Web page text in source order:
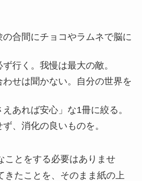
の合間にチョコやラムネで脳に
行く。我慢は最大の敵。
わせは聞かない。自分の世界を
えあれば安心」な1冊に絞る。
、消化の良いものを。
ことをする必要はありませ
きたことを、そのまま紙の上